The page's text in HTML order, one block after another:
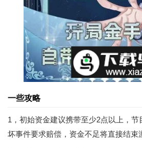
一些攻略
1，初始资金建议携带至少2点以上，
坏事件要求赔偿，资金不足将直接结束